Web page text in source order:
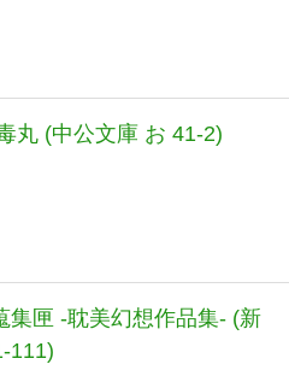
丸 (中公文庫 お 41-2)
集匣 -耽美幻想作品集- (新
111)